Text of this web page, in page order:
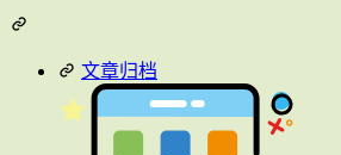
文章归档